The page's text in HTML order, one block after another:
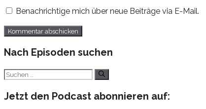
Benachrichtige mich über neue Beiträge via E-Mail.
Nach Episoden suchen
Suchen
Jetzt den Podcast abonnieren auf: